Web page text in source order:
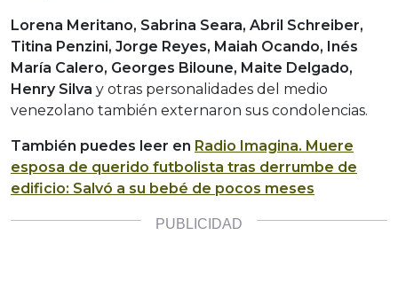
Lorena Meritano, Sabrina Seara, Abril Schreiber,
Titina Penzini, Jorge Reyes, Maiah Ocando, Inés
María Calero, Georges Biloune, Maite Delgado,
Henry Silva y otras personalidades del medio
venezolano también externaron sus condolencias.
También puedes leer en Radio Imagina. Muere
esposa de querido futbolista tras derrumbe de
edificio: Salvó a su bebé de pocos meses